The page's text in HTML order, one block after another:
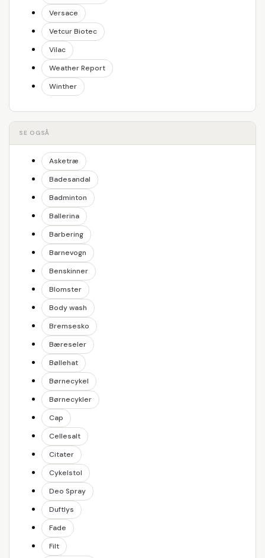
Versace
Vetcur Biotec
Vilac
Weather Report
Winther
SE OGSÅ
Asketræ
Badesandal
Badminton
Ballerina
Barbering
Barnevogn
Benskinner
Blomster
Body wash
Bremsesko
Bæreseler
Bøllehat
Børnecykel
Børnecykler
Cap
Cellesalt
Citater
Cykelstol
Deo Spray
Duftlys
Fade
Filt